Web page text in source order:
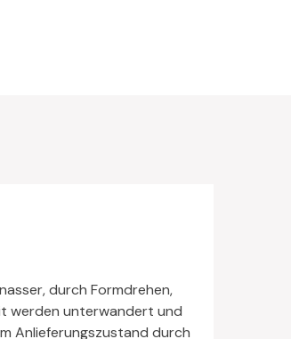
durch Formdrehen,
werden unterwandert und
Anlieferungszustand durch